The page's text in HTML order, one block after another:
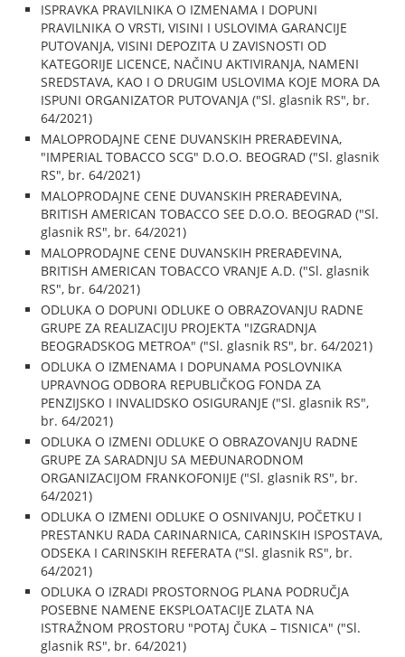
ISPRAVKA PRAVILNIKA O IZMENAMA I DOPUNI
PRAVILNIKA O VRSTI, VISINI I USLOVIMA GARANCIJE
PUTOVANJA, VISINI DEPOZITA U ZAVISNOSTI OD
KATEGORIJE LICENCE, NAČINU AKTIVIRANJA, NAMENI
SREDSTAVA, KAO I O DRUGIM USLOVIMA KOJE MORA DA
ISPUNI ORGANIZATOR PUTOVANJA ("Sl. glasnik RS", br.
64/2021)
MALOPRODAJNE CENE DUVANSKIH PRERAĐEVINA,
"IMPERIAL TOBACCO SCG" D.O.O. BEOGRAD ("Sl. glasnik
RS", br. 64/2021)
MALOPRODAJNE CENE DUVANSKIH PRERAĐEVINA,
BRITISH AMERICAN TOBACCO SEE D.O.O. BEOGRAD ("Sl.
glasnik RS", br. 64/2021)
MALOPRODAJNE CENE DUVANSKIH PRERAĐEVINA,
BRITISH AMERICAN TOBACCO VRANJE A.D. ("Sl. glasnik
RS", br. 64/2021)
ODLUKA O DOPUNI ODLUKE O OBRAZOVANJU RADNE
GRUPE ZA REALIZACIJU PROJEKTA "IZGRADNJA
BEOGRADSKOG METROA" ("Sl. glasnik RS", br. 64/2021)
ODLUKA O IZMENAMA I DOPUNAMA POSLOVNIKA
UPRAVNOG ODBORA REPUBLIČKOG FONDA ZA
PENZIJSKO I INVALIDSKO OSIGURANJE ("Sl. glasnik RS",
br. 64/2021)
ODLUKA O IZMENI ODLUKE O OBRAZOVANJU RADNE
GRUPE ZA SARADNJU SA MEĐUNARODNOM
ORGANIZACIJOM FRANKOFONIJE ("Sl. glasnik RS", br.
64/2021)
ODLUKA O IZMENI ODLUKE O OSNIVANJU, POČETKU I
PRESTANKU RADA CARINARNICA, CARINSKIH ISPOSTAVA,
ODSEKA I CARINSKIH REFERATA ("Sl. glasnik RS", br.
64/2021)
ODLUKA O IZRADI PROSTORNOG PLANA PODRUČJA
POSEBNE NAMENE EKSPLOATACIJE ZLATA NA
ISTRAŽNOM PROSTORU "POTAJ ČUKA – TISNICA" ("Sl.
glasnik RS", br. 64/2021)